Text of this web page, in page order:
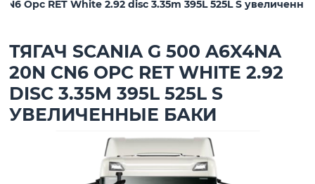
Opc RET White 2.92 disc 3.35m 395L 525L S
ТЯГАЧ SCANIA G 500 A6X4NA
20N CN6 OPC RET WHITE 2.92
DISC 3.35M 395L 525L S
УВЕЛИЧЕННЫЕ БАКИ